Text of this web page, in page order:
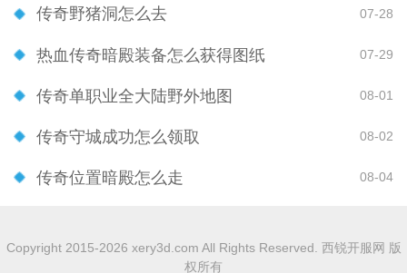
传奇野猪洞怎么去 07-28
热血传奇暗殿装备怎么获得图纸 07-29
传奇单职业全大陆野外地图 08-01
传奇守城成功怎么领取 08-02
传奇位置暗殿怎么走 08-04
Copyright 2015-2026 xery3d.com All Rights Reserved. 西锐开服网 版
权所有